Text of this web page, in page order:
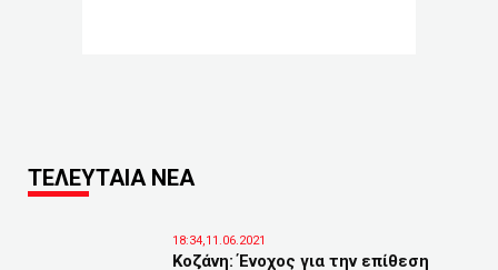
ΤΕΛΕΥΤΑΙΑ ΝΕΑ
18:34,11.06.2021
Κοζάνη: Ένοχος για την επίθεση